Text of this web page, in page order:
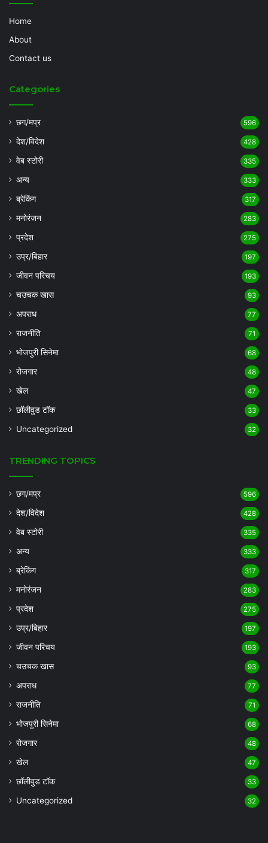
Home
About
Contact us
Categories
छग/मप्र 596
देश/विदेश 428
वेब स्टोरी 335
अन्य 333
ब्रेकिंग 317
मनोरंजन 283
प्रदेश 275
उप्र/बिहार 197
जीवन परिचय 193
चउचक खास 93
अपराध 77
राजनीति 71
भोजपुरी सिनेमा 68
रोजगार 48
खेल 47
छॉलीवुड टॉक 33
Uncategorized 32
TRENDING TOPICS
छग/मप्र 596
देश/विदेश 428
वेब स्टोरी 335
अन्य 333
ब्रेकिंग 317
मनोरंजन 283
प्रदेश 275
उप्र/बिहार 197
जीवन परिचय 193
चउचक खास 93
अपराध 77
राजनीति 71
भोजपुरी सिनेमा 68
रोजगार 48
खेल 47
छॉलीवुड टॉक 33
Uncategorized 32